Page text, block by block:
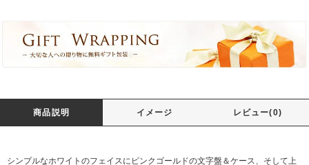
商品説明 イメージ レビュー(0)
シンプルなホワイトのフェイスにピンクゴールドの文字盤＆ケース、そして上